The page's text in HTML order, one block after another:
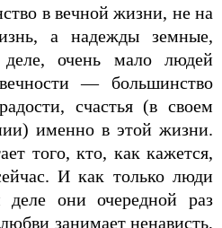
в вечной жизни, не на
а надежды земные,
очень мало людей
— большинство
счастья (в своем
именно в этой жизни.
того, кто, как кажется,
И как только люди
они очередной раз
занимает ненависть,